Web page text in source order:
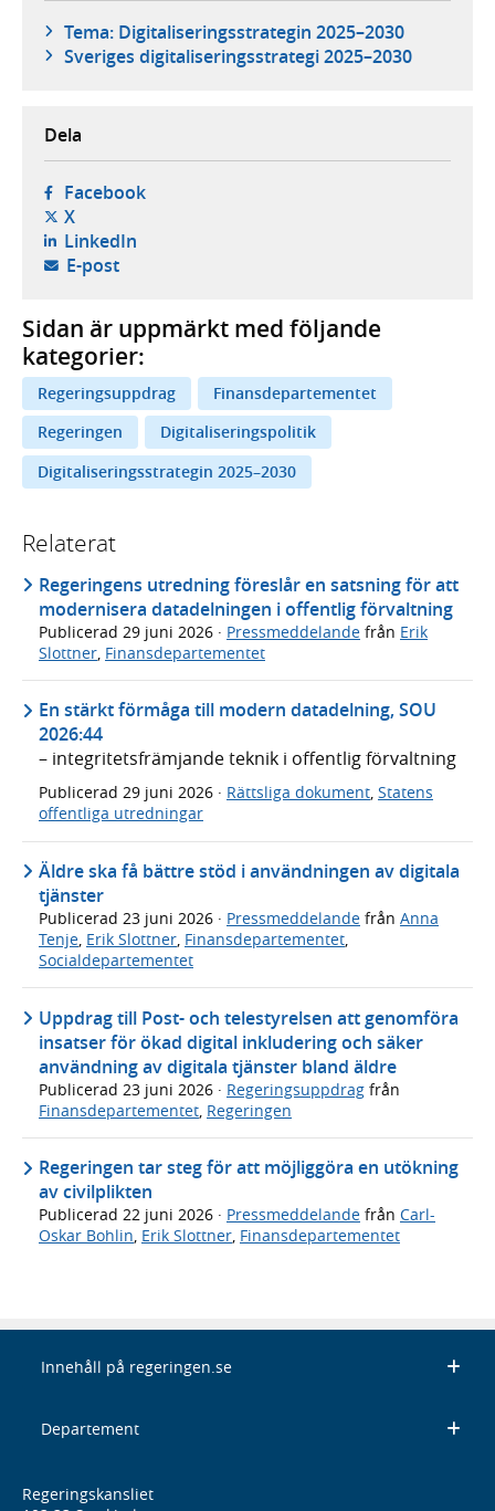
Tema: Digitaliseringsstrategin 2025–2030
Sveriges digitaliseringsstrategi 2025–2030
Dela
Facebook- öppnas i ny flik, extern webbplats,
X- öppnas i ny flik, extern webbplats,
LinkedIn- öppnas i ny flik, extern webbplats,
E-post- öppnar din e-postklient,
Sidan är uppmärkt med följande
kategorier:
Regeringsuppdrag
Finansdepartementet
Regeringen
Digitaliseringspolitik
Digitaliseringsstrategin 2025–2030
Relaterat
Regeringens utredning föreslår en satsning för att
modernisera datadelningen i offentlig förvaltning
Publicerad 29 juni 2026 · Pressmeddelande från Erik
Slottner Finansdepartementet
En stärkt förmåga till modern datadelning, SOU
2026:44
– integritetsfrämjande teknik i offentlig förvaltning
Publicerad 29 juni 2026 · Rättsliga dokument, Statens
offentliga utredningar
Äldre ska få bättre stöd i användningen av digitala
tjänster
Publicerad 23 juni 2026 · Pressmeddelande från Anna
Tenje, Erik Slottner, Finansdepartementet,
Socialdepartementet
Uppdrag till Post- och telestyrelsen att genomföra
insatser för ökad digital inkludering och säker
användning av digitala tjänster bland äldre
Publicerad 23 juni 2026 · Regeringsuppdrag från
Finansdepartementet Regeringen
Regeringen tar steg för att möjliggöra en utökning
av civilplikten
Publicerad 22 juni 2026 · Pressmeddelande från Carl-
Oskar Bohlin, Erik Slottner, Finansdepartementet
Innehåll på regeringen.se
Departement
Regeringskansliet